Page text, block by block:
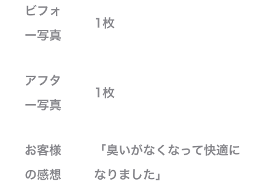
ビフォ
ー写真
1枚
アフタ
ー写真
1枚
お客様
の感想
「臭いがなくなって快適に
なりました」